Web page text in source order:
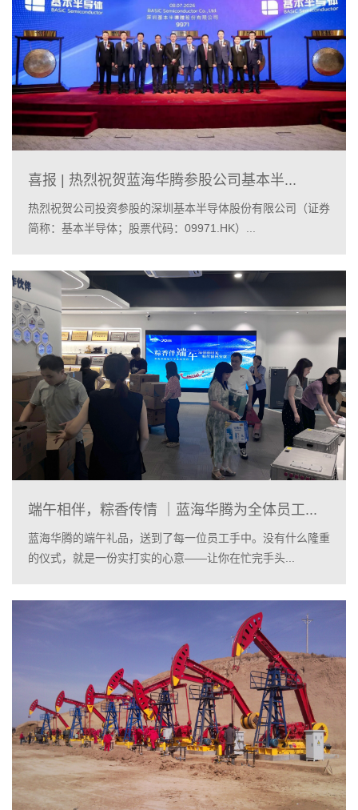
喜报 | 热烈祝贺蓝海华腾参股公司基本半...
热烈祝贺公司投资参股的深圳基本半导体股份有限公司（证券
简称：基本半导体；股票代码：09971.HK）...
端午相伴，粽香传情 ｜蓝海华腾为全体员工...
蓝海华腾的端午礼品，送到了每一位员工手中。没有什么隆重
的仪式，就是一份实打实的心意——让你在忙完手头...